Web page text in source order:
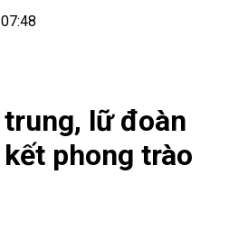
lữ đoàn
phong trào